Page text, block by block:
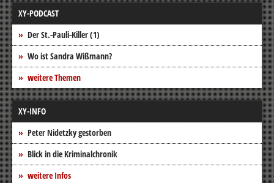
XY-PODCAST
Der St.-Pauli-Killer (1)
Wo ist Sandra Wißmann?
weitere Themen
XY-INFO
Peter Nidetzky gestorben
Blick in die Kriminalchronik
weitere Infos